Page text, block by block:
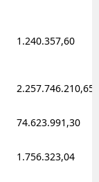
1.240.357,60
2.257.746.210,65
74.623.991,30
1.756.323,04